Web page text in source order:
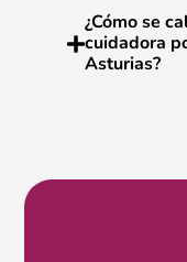
¿Cómo se
cuidadora
Asturias?